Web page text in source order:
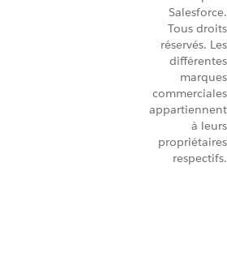
Salesforce.
Tous droits
réservés. Les
différentes
marques
commerciales
appartiennent
à leurs
propriétaires
respectifs.